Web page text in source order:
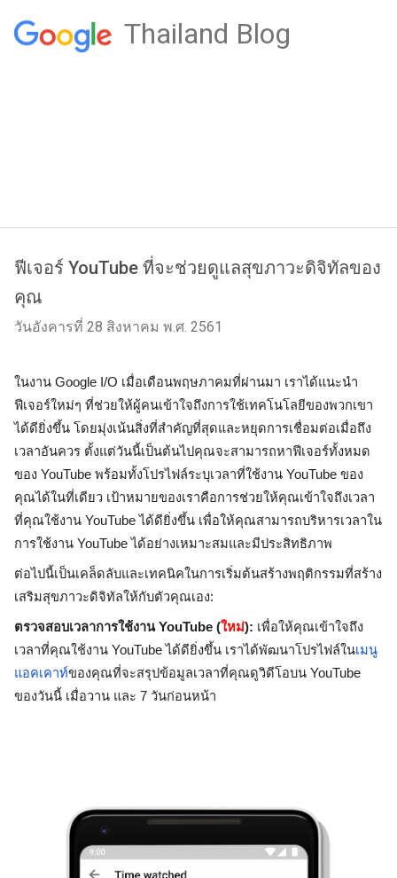
Thailand Blog
ฟีเจอร์ YouTube ที่จะช่วยดูแลสุขภาวะดิจิทัลของ
คุณ
วันอังคารที่ 28 สิงหาคม พ.ศ. 2561
ในงาน Google I/O เมื่อเดือนพฤษภาคมที่ผ่านมา เราได้แนะนำ
ฟีเจอร์ใหม่ๆ ที่ช่วยให้ผู้คนเข้าใจถึงการใช้เทคโนโลยีของพวกเขา
ได้ดียิ่งขึ้น โดยมุ่งเน้นสิ่งที่สำคัญที่สุดและหยุดการเชื่อมต่อเมื่อถึง
เวลาอันควร ตั้งแต่วันนี้เป็นต้นไปคุณจะสามารถหาฟีเจอร์ทั้งหมด
ของ YouTube พร้อมทั้งโปรไฟล์ระบุเวลาที่ใช้งาน YouTube ของ
คุณได้ในที่เดียว เป้าหมายของเราคือการช่วยให้คุณเข้าใจถึงเวลา
ที่คุณใช้งาน YouTube ได้ดียิ่งขึ้น เพื่อให้คุณสามารถบริหารเวลาใน
การใช้งาน YouTube ได้อย่างเหมาะสมและมีประสิทธิภาพ
ต่อไปนี้เป็นเคล็ดลับและเทคนิคในการเริ่มต้นสร้างพฤติกรรมที่สร้าง
เสริมสุขภาวะดิจิทัลให้กับตัวคุณเอง:
ตรวจสอบเวลาการใช้งาน YouTube (ใหม่): เพื่อให้คุณเข้าใจถึง
เวลาที่คุณใช้งาน YouTube ได้ดียิ่งขึ้น เราได้พัฒนาโปรไฟล์ในเมนู
แอคเคาท์ของคุณที่จะสรุปข้อมูลเวลาที่คุณดูวิดีโอบน YouTube
ของวันนี้ เมื่อวาน และ 7 วันก่อนหน้า